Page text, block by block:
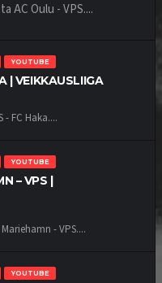
AC Oulu - VPS....
YOUTUBE
| VEIKKAUSLIIGA
FC Haka....
YOUTUBE
– VPS |
- VPS....
YOUTUBE